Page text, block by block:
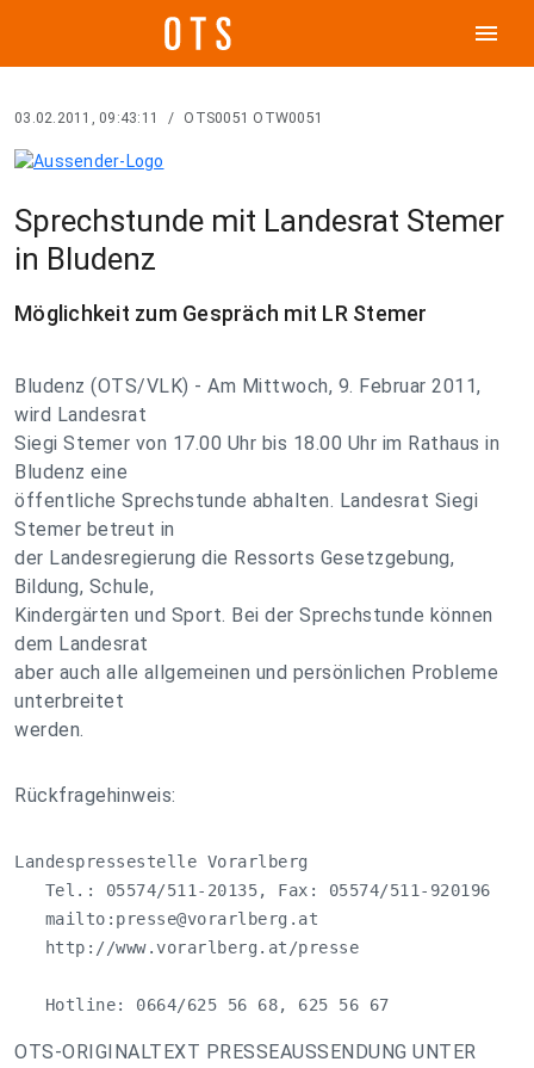
menu
03.02.2011, 09:43:11 / OTS0051 OTW0051
Sprechstunde mit Landesrat Stemer
in Bludenz
Möglichkeit zum Gespräch mit LR Stemer
Bludenz (OTS/VLK) - Am Mittwoch, 9. Februar 2011,
wird Landesrat
Siegi Stemer von 17.00 Uhr bis 18.00 Uhr im Rathaus in
Bludenz eine
öffentliche Sprechstunde abhalten. Landesrat Siegi
Stemer betreut in
der Landesregierung die Ressorts Gesetzgebung,
Bildung, Schule,
Kindergärten und Sport. Bei der Sprechstunde können
dem Landesrat
aber auch alle allgemeinen und persönlichen Probleme
unterbreitet
werden.
Rückfragehinweis:
Landespressestelle Vorarlberg
   Tel.: 05574/511-20135, Fax: 05574/511-920196
   mailto:
presse@vorarlberg.at
   http://www.vorarlberg.at/presse
   Hotline: 0664/625 56 68, 625 56 67
OTS-ORIGINALTEXT PRESSEAUSSENDUNG UNTER